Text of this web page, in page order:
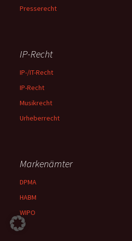
Presserecht
IP-Recht
IP-/IT-Recht
IP-Recht
Musikrecht
Urheberrecht
Markenämter
DPMA
HABM
WIPO